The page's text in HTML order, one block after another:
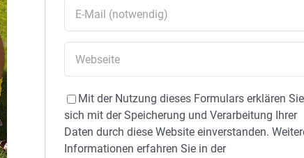
Mit der Nutzung dieses Formulars erklären Sie
sich mit der Speicherung und Verarbeitung Ihrer
Daten durch diese Website einverstanden.
Informationen erfahren Sie in der